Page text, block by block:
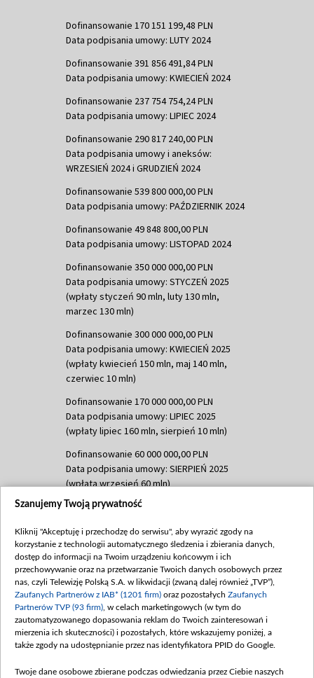
Dofinansowanie 170 151 199,48 PLN
Data podpisania umowy: LUTY 2024
Dofinansowanie 391 856 491,84 PLN
Data podpisania umowy: KWIECIEŃ 2024
Dofinansowanie 237 754 754,24 PLN
Data podpisania umowy: LIPIEC 2024
Dofinansowanie 290 817 240,00 PLN
Data podpisania umowy i aneksów:
WRZESIEŃ 2024 i GRUDZIEŃ 2024
Dofinansowanie 539 800 000,00 PLN
Data podpisania umowy: PAŹDZIERNIK 2024
Dofinansowanie 49 848 800,00 PLN
Data podpisania umowy: LISTOPAD 2024
Dofinansowanie 350 000 000,00 PLN
Data podpisania umowy: STYCZEŃ 2025
(wpłaty styczeń 90 mln, luty 130 mln,
marzec 130 mln)
Dofinansowanie 300 000 000,00 PLN
Data podpisania umowy: KWIECIEŃ 2025
(wpłaty kwiecień 150 mln, maj 140 mln,
czerwiec 10 mln)
Dofinansowanie 170 000 000,00 PLN
Data podpisania umowy: LIPIEC 2025
(wpłaty lipiec 160 mln, sierpień 10 mln)
Dofinansowanie 60 000 000,00 PLN
Data podpisania umowy: SIERPIEŃ 2025
(wpłata wrzesień 60 mln)
Dofinansowanie 635 783 051,21 PLN
(wpłata wrzesień 100 mln, październik 350
mln, listopad 265 mln)
Dofinansowanie 48 862 000,00 PLN
Data podpisania umowy: GRUDZIEŃ 2025
(wpłata grudzień 60,548 mln)
Dofinansowanie 900 000 000,00 PLN
Data podpisania umowy: LUTY 2026 (wpłata
kwiecień 180 mln, 7 maja 180 mln, 8
Szanujemy Twoją prywatność
Kliknij "Akceptuję i przechodzę do serwisu", aby wyrazić zgody na
korzystanie z technologii automatycznego śledzenia i zbierania danych,
dostęp do informacji na Twoim urządzeniu końcowym i ich
przechowywanie oraz na przetwarzanie Twoich danych osobowych przez
nas, czyli Telewizję Polską S.A. w likwidacji (zwaną dalej również „TVP”),
Zaufanych Partnerów z IAB* (1201 firm) oraz pozostałych Zaufanych
Partnerów TVP (93 firm) , w celach marketingowych (w tym do
zautomatyzowanego dopasowania reklam do Twoich zainteresowań i
mierzenia ich skuteczności) i pozostałych, które wskazujemy poniżej, a
także zgody na udostępnianie przez nas identyfikatora PPID do Google.
Twoje dane osobowe zbierane podczas odwiedzania przez Ciebie naszych